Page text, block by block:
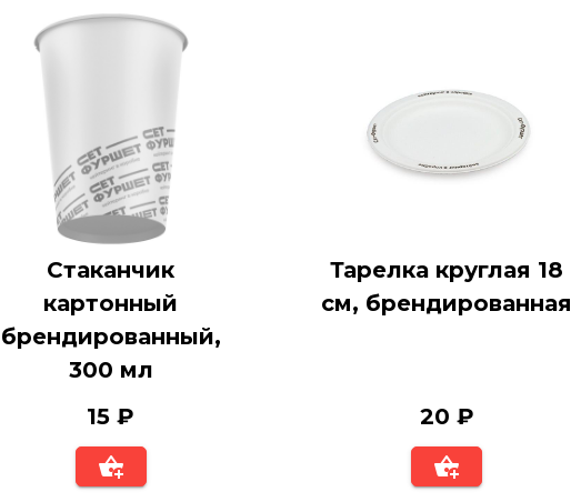
Стаканчик
картонный
брендированный,
300 мл
15 ₽
Тарелка круглая 18
см, брендированная
20 ₽